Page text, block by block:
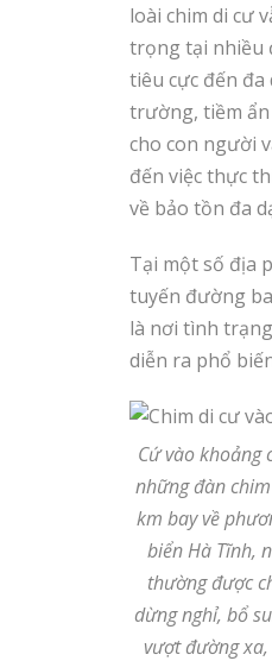
loài chim di cư
trọng tại nhiều
tiêu cực đến đa
trường, tiềm ẩn
cho con người
đến việc thực
về bảo tồn đa
Tại một số địa
tuyến đường
là nơi tình
diễn ra phổ
Cứ vào khoảng
những đàn
km bay về
biển Hà Tĩnh,
thường được
dừng nghỉ, bổ
vượt đường